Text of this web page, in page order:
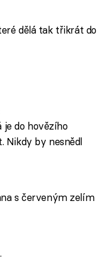
dělá tak třikrát do
je do hovězího
Nikdy by nesnědl
s červeným zelím